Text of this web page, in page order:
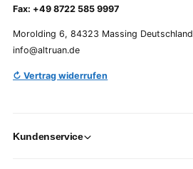
Fax: +49 8722 585 9997
Morolding 6, 84323 Massing Deutschland
info@altruan.de
↻ Vertrag widerrufen
Kundenservice